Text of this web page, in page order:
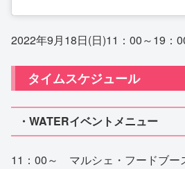
2022年9月18日(日)11：00～19：
タイムスケジュール
・WATERイベントメニュー
11：00～ マルシェ・フードブー